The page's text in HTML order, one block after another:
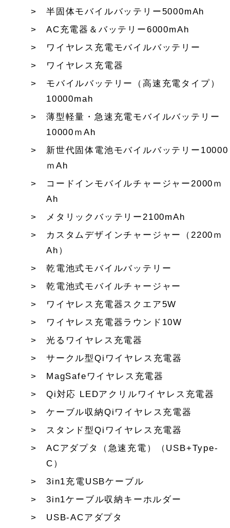
半固体モバイルバッテリー5000mAh
AC充電器＆バッテリー6000mAh
ワイヤレス充電モバイルバッテリー
ワイヤレス充電器
モバイルバッテリー（高速充電タイプ）
10000mah
薄型軽量・急速充電モバイルバッテリー
10000ｍAh
新世代固体電池モバイルバッテリー10000
ｍAh
コードインモバイルチャージャー2000ｍ
Ah
メタリックバッテリー2100mAh
カスタムデザインチャージャー（2200ｍ
Ah）
乾電池式モバイルバッテリー
乾電池式モバイルチャージャー
ワイヤレス充電器スクエア5W
ワイヤレス充電器ラウンド10W
光るワイヤレス充電器
サークル型Qiワイヤレス充電器
MagSafeワイヤレス充電器
Qi対応 LEDアクリルワイヤレス充電器
ケーブル収納Qiワイヤレス充電器
スタンド型Qiワイヤレス充電器
ACアダプタ（急速充電）（USB+Type-
C）
3in1充電USBケーブル
3in1ケーブル収納キーホルダー
USB-ACアダプタ